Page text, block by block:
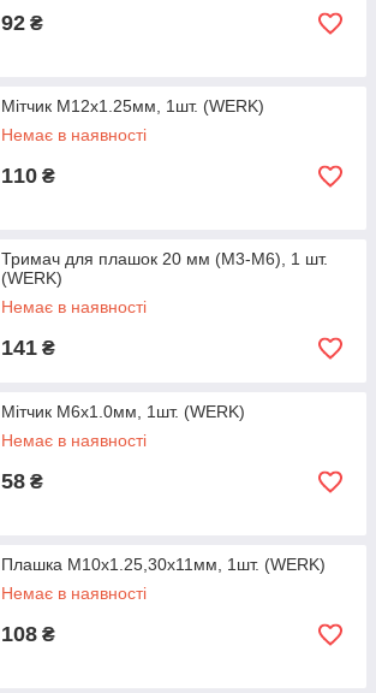
92 ₴
Мітчик M12x1.25мм, 1шт. (WERK)
Немає в наявності
110 ₴
Тримач для плашок 20 мм (M3-M6), 1 шт.
(WERK)
Немає в наявності
141 ₴
Мітчик M6x1.0мм, 1шт. (WERK)
Немає в наявності
58 ₴
Плашка M10x1.25,30x11мм, 1шт. (WERK)
Немає в наявності
108 ₴